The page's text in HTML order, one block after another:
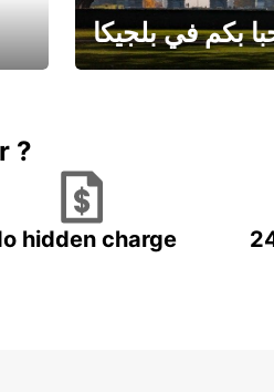
بكم في بلجيكا
?
hidden charge